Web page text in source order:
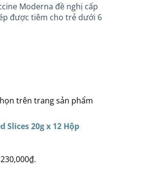
trên trang sản phẩm
Slices 20g x 12 Hộp
Moderna đề nghị cấp
được tiêm cho trẻ dưới 6